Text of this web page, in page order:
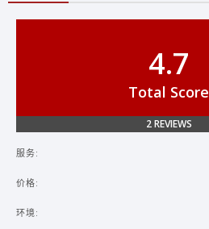
4.7
Total Score
2 REVIEWS
服务:
价格:
环境: